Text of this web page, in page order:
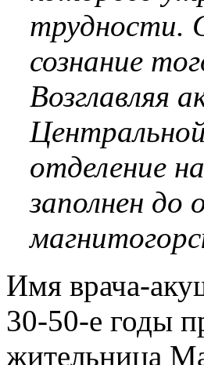
трудности.
сознание
Возглавляя
отделение
заполнен до
Имя врача-
30-50-е годы
жительница